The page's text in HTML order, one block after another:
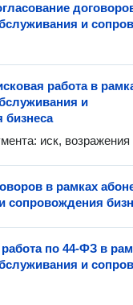
и
работа в
и
бизнеса
иск, возражения
в рамках
сопровождения
по 44-ФЗ в
и